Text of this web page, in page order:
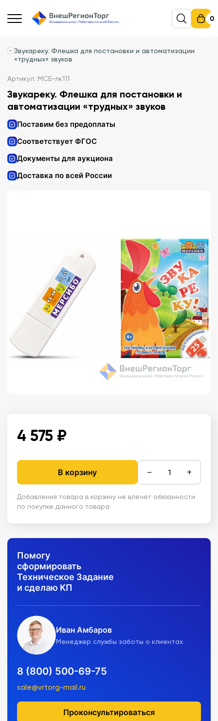
0
Звукареку. Флешка для постановки и автоматизации
«трудных» звуков
Артикул: МСБ-лк111
Звукареку. Флешка для постановки и
автоматизации «трудных» звуков
Поставим без предоплаты
Соответствует ФГОС
Документы для аукциона
Доставка по всей России
4 575 ₽
В корзину − +
Добавления товара в корзину не влечет обязанности
по покупке данного товара
Помогу
сформировать
Техническое Задание
и сделаю КП
Иван Амбаров
Менеджер службы заботы о клиентах
8 (800) 500-69-75
sale@vrtorg-mail.ru
Проконсультироваться